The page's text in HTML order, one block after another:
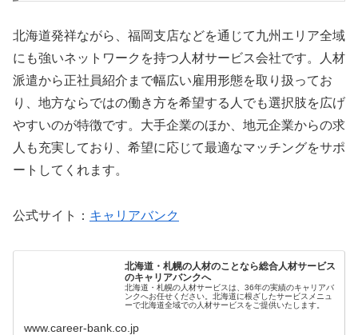
北海道発祥ながら、福岡支店などを通じて九州エリア全域
にも強いネットワークを持つ人材サービス会社です。人材
派遣から正社員紹介まで幅広い雇用形態を取り扱ってお
り、地方ならではの働き方を希望する人でも選択肢を広げ
やすいのが特徴です。大手企業のほか、地元企業からの求
人も充実しており、希望に応じて最適なマッチングをサポ
ートしてくれます。
公式サイト： キャリアバンク
北海道・札幌の人材のことなら総合人材サービス
のキャリアバンクへ
北海道・札幌の人材サービスは、36年の実績のキャリアバ
ンクへお任せください。北海道に根ざしたサービスメニュ
ーで北海道全域での人材サービスをご提供いたします。
www.career-bank.co.jp